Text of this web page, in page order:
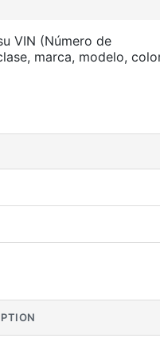
VIN (Número de
marca, modelo,